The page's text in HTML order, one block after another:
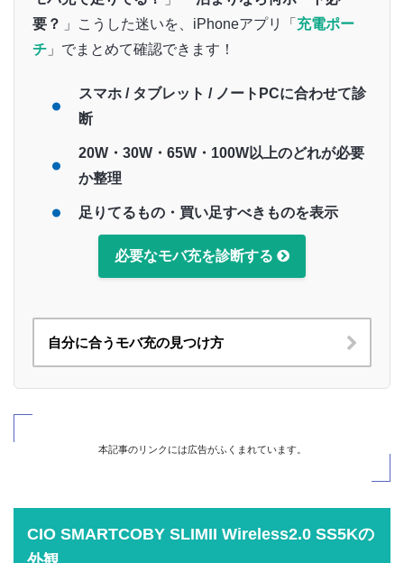
要？ 」こうした迷いを、iPhoneアプリ「 充電ポー
チ 」でまとめて確認できます！
スマホ / タブレット / ノートPCに合わせて診
断
20W・30W・65W・100W以上のどれが必要
か整理
足りてるもの・買い足すべきものを表示
必要なモバ充を診断する
自分に合うモバ充の見つけ方
本記事のリンクには広告がふくまれています。
CIO SMARTCOBY SLIMII Wireless2.0 SS5Kの